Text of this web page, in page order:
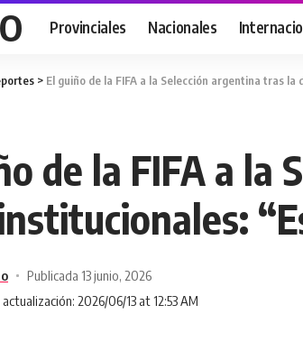
Provinciales Nacionales
> El guiño de la FIFA a la Selección argentina tras
de la FIFA a la
2026/06/13 at 12:53 AM
Publicada 13 junio, 2026